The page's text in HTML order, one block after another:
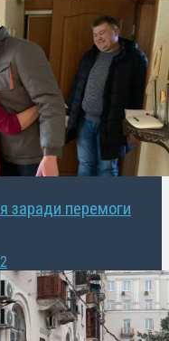
заради перемоги